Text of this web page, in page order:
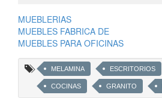
MUEBLERIAS
MUEBLES FABRICA DE
MUEBLES PARA OFICINAS
MELAMINA ESCRITORIOS
COCINAS GRANITO